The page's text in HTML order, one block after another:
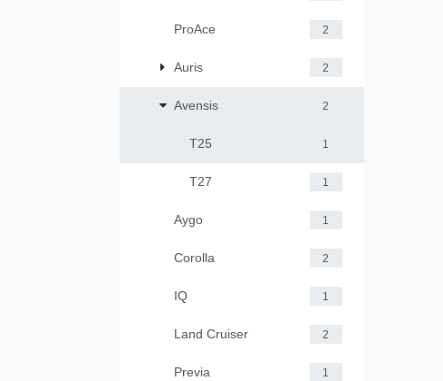
ProAce 2
Auris 2
Avensis 2
T25 1
T27 1
Aygo 1
Corolla 2
IQ 1
Land Cruiser 2
Previa 1